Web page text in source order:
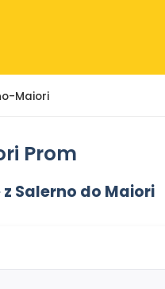
Maiori
Prom
Salerno do Maiori